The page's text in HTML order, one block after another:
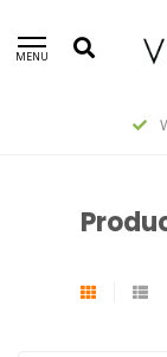
MENU